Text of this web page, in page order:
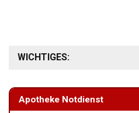
WICHTIGES:
Apotheke Notdienst